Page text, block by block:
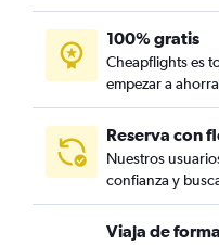
100% gratis
Cheapflights es
empezar a
Reserva con
Nuestros
confianza y
Viaja de